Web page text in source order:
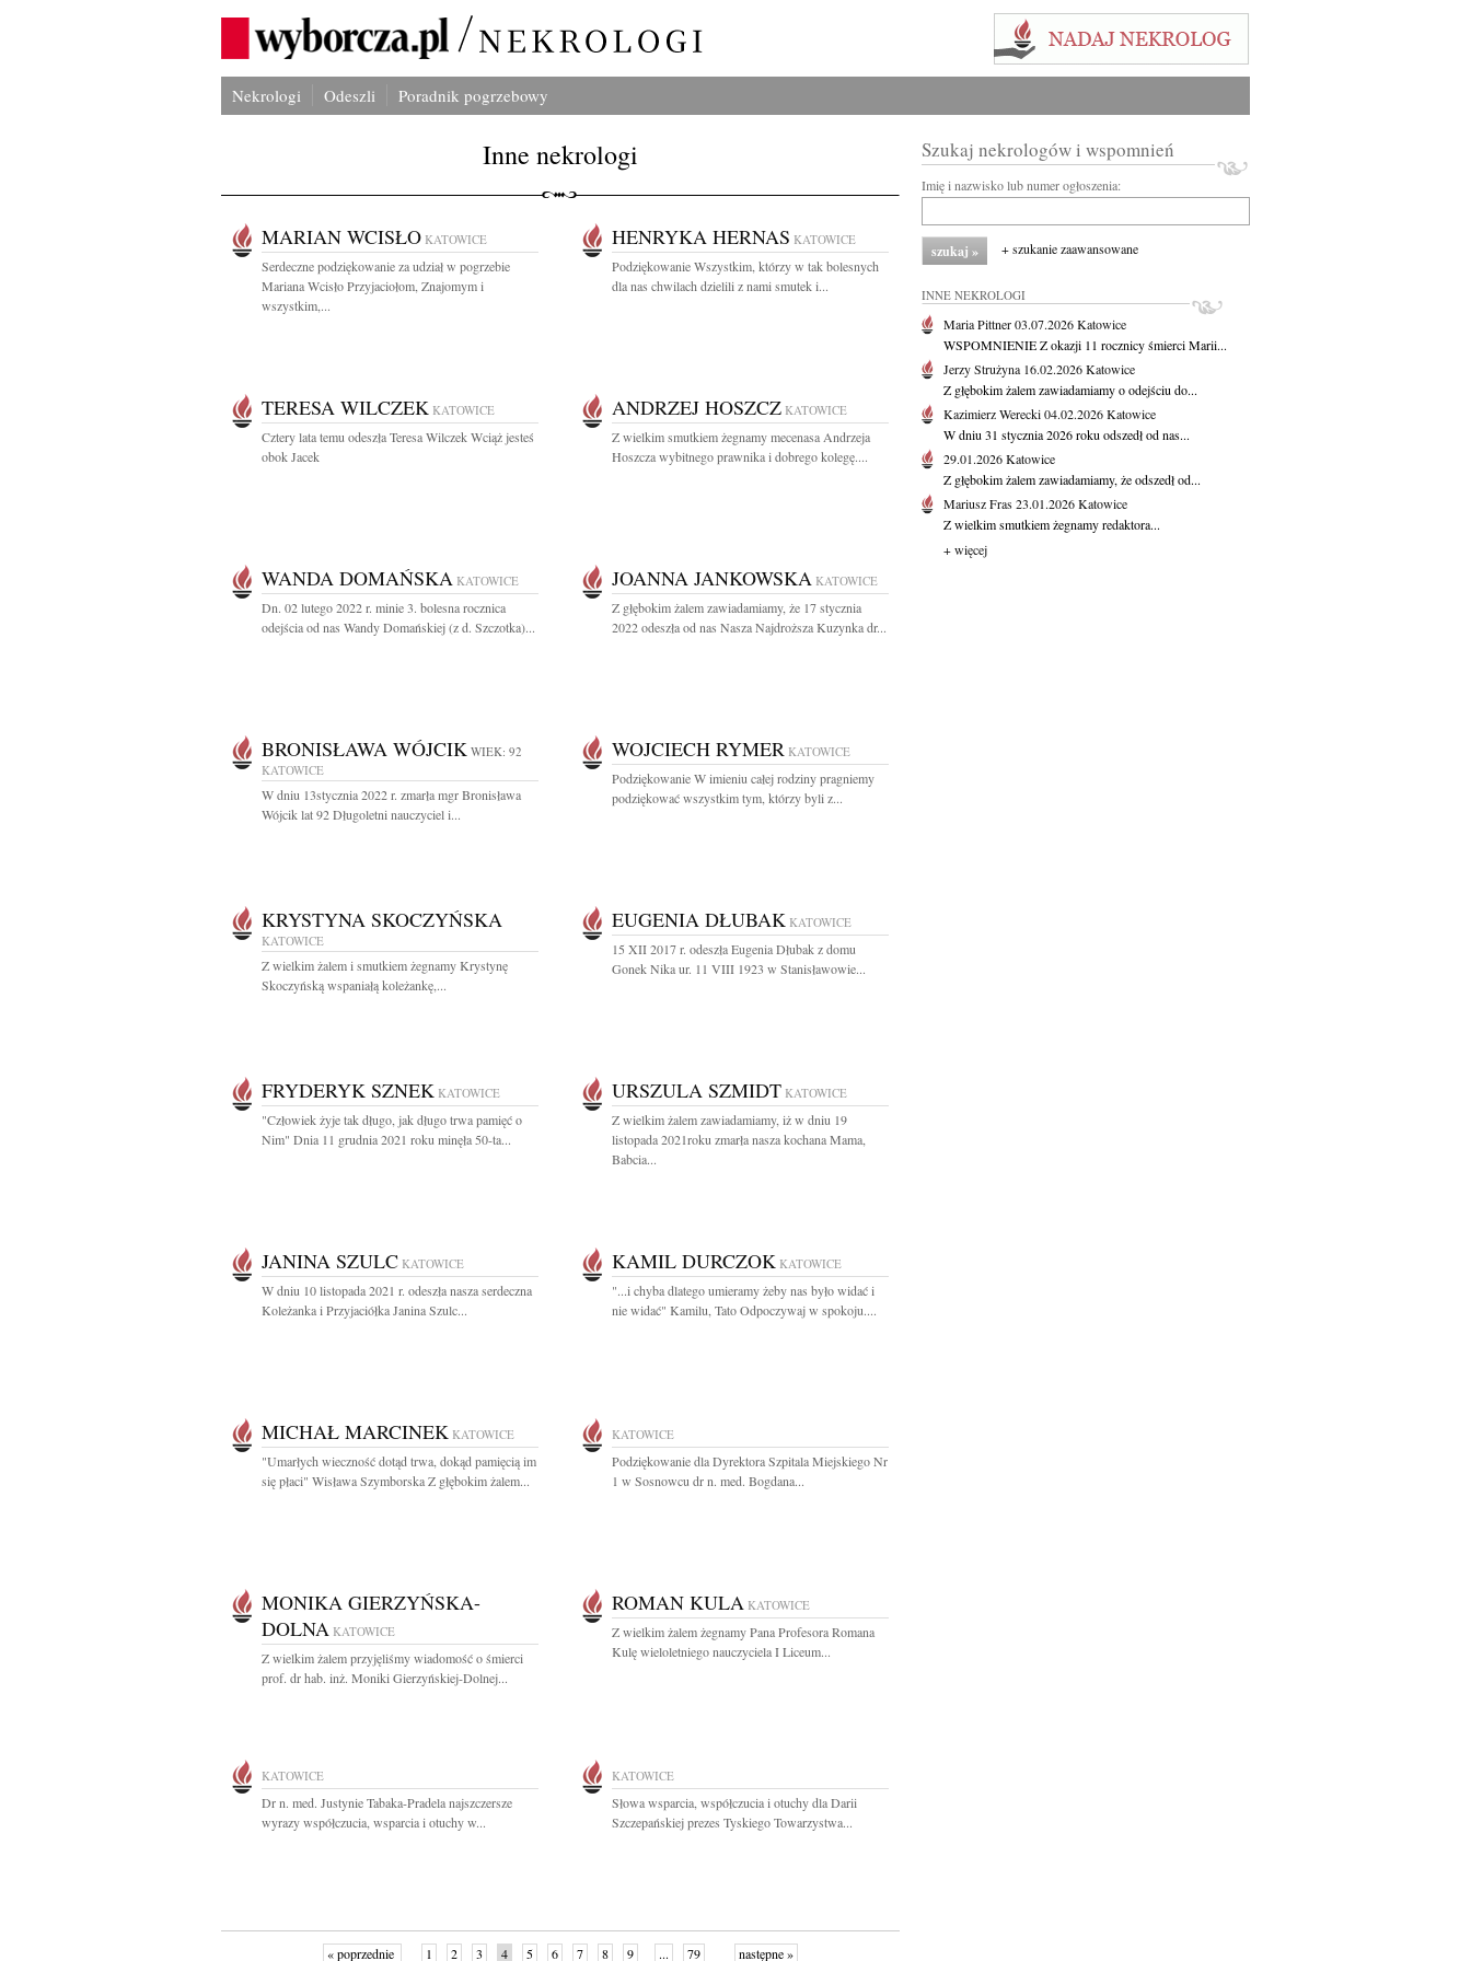
Nekrologi Odeszli Poradnik pogrzebowy
Inne nekrologi
MARIAN WCISŁO KATOWICE
Serdeczne podziękowanie za udział w pogrzebie
Mariana Wcisło Przyjaciołom, Znajomym i
wszystkim,...
HENRYKA HERNAS KATOWICE
Podziękowanie Wszystkim, którzy w tak bolesnych
dla nas chwilach dzielili z nami smutek i...
TERESA WILCZEK KATOWICE
Cztery lata temu odeszła Teresa Wilczek Wciąż jesteś
obok Jacek
ANDRZEJ HOSZCZ KATOWICE
Z wielkim smutkiem żegnamy mecenasa Andrzeja
Hoszcza wybitnego prawnika i dobrego kolegę....
WANDA DOMAŃSKA KATOWICE
Dn. 02 lutego 2022 r. minie 3. bolesna rocznica
odejścia od nas Wandy Domańskiej (z d. Szczotka)...
JOANNA JANKOWSKA KATOWICE
Z głębokim żalem zawiadamiamy, że 17 stycznia
2022 odeszła od nas Nasza Najdroższa Kuzynka dr...
BRONISŁAWA WÓJCIK WIEK: 92
KATOWICE
W dniu 13stycznia 2022 r. zmarła mgr Bronisława
Wójcik lat 92 Długoletni nauczyciel i...
WOJCIECH RYMER KATOWICE
Podziękowanie W imieniu całej rodziny pragniemy
podziękować wszystkim tym, którzy byli z...
KRYSTYNA SKOCZYŃSKA
KATOWICE
Z wielkim żalem i smutkiem żegnamy Krystynę
Skoczyńską wspaniałą koleżankę,...
EUGENIA DŁUBAK KATOWICE
15 XII 2017 r. odeszła Eugenia Dłubak z domu
Gonek Nika ur. 11 VIII 1923 w Stanisławowie...
FRYDERYK SZNEK KATOWICE
"Człowiek żyje tak długo, jak długo trwa pamięć o
Nim" Dnia 11 grudnia 2021 roku minęła 50-ta...
URSZULA SZMIDT KATOWICE
Z wielkim żalem zawiadamiamy, iż w dniu 19
listopada 2021roku zmarła nasza kochana Mama,
Babcia...
JANINA SZULC KATOWICE
W dniu 10 listopada 2021 r. odeszła nasza serdeczna
Koleżanka i Przyjaciółka Janina Szulc...
KAMIL DURCZOK KATOWICE
"...i chyba dlatego umieramy żeby nas było widać i
nie widać" Kamilu, Tato Odpoczywaj w spokoju....
MICHAŁ MARCINEK KATOWICE
"Umarłych wieczność dotąd trwa, dokąd pamięcią im
się płaci" Wisława Szymborska Z głębokim żalem...
KATOWICE
Podziękowanie dla Dyrektora Szpitala Miejskiego Nr
1 w Sosnowcu dr n. med. Bogdana...
MONIKA GIERZYŃSKA-
DOLNA KATOWICE
Z wielkim żalem przyjęliśmy wiadomość o śmierci
prof. dr hab. inż. Moniki Gierzyńskiej-Dolnej...
ROMAN KULA KATOWICE
Z wielkim żalem żegnamy Pana Profesora Romana
Kulę wieloletniego nauczyciela I Liceum...
KATOWICE
Dr n. med. Justynie Tabaka-Pradela najszczersze
wyrazy współczucia, wsparcia i otuchy w...
KATOWICE
Słowa wsparcia, współczucia i otuchy dla Darii
Szczepańskiej prezes Tyskiego Towarzystwa...
« poprzednie 1 2 3 4 5 6 7 8 9 ... 79 następne »
Szukaj nekrologów i wspomnień
Imię i nazwisko lub numer ogłoszenia:
+ szukanie zaawansowane
INNE NEKROLOGI
Maria Pittner03.07.2026Katowice
WSPOMNIENIE Z okazji 11 rocznicy śmierci Marii...
Jerzy Strużyna 16.02.2026Katowice
Z głębokim żalem zawiadamiamy o odejściu do...
Kazimierz Werecki04.02.2026Katowice
W dniu 31 stycznia 2026 roku odszedł od nas...
29.01.2026Katowice
Z głębokim żalem zawiadamiamy, że odszedł od...
Mariusz Fras23.01.2026Katowice
Z wielkim smutkiem żegnamy redaktora...
+ więcej